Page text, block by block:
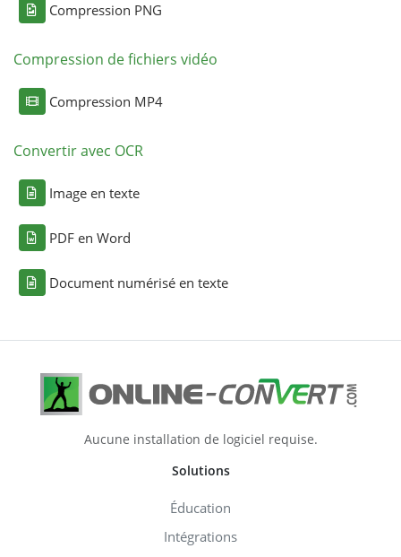
Compression PNG
Compression de fichiers vidéo
Compression MP4
Convertir avec OCR
Image en texte
PDF en Word
Document numérisé en texte
Aucune installation de logiciel requise.
Solutions
Éducation
Intégrations